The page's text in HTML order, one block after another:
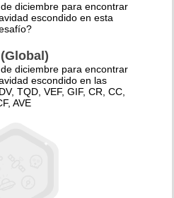
diciembre para encontrar
escondido en esta
diciembre para encontrar
escondido en las
TQD, VEF, GIF, CR, CC,
AVE